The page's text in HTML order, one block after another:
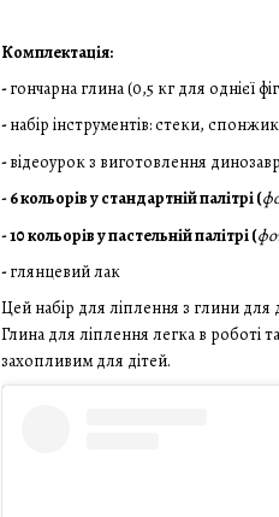
Комплектація:
-гончарна глина (0,5 кг для однієї
-набір інструментів: стеки,
-відеоурок з виготовлення
- 6 кольорів у стандартній палітрі (
- 10 кольорів у пастельній палітрі (
-глянцевий лак
Цей набір для ліплення з глини для
Глина для ліплення легка в
захопливим для дітей.